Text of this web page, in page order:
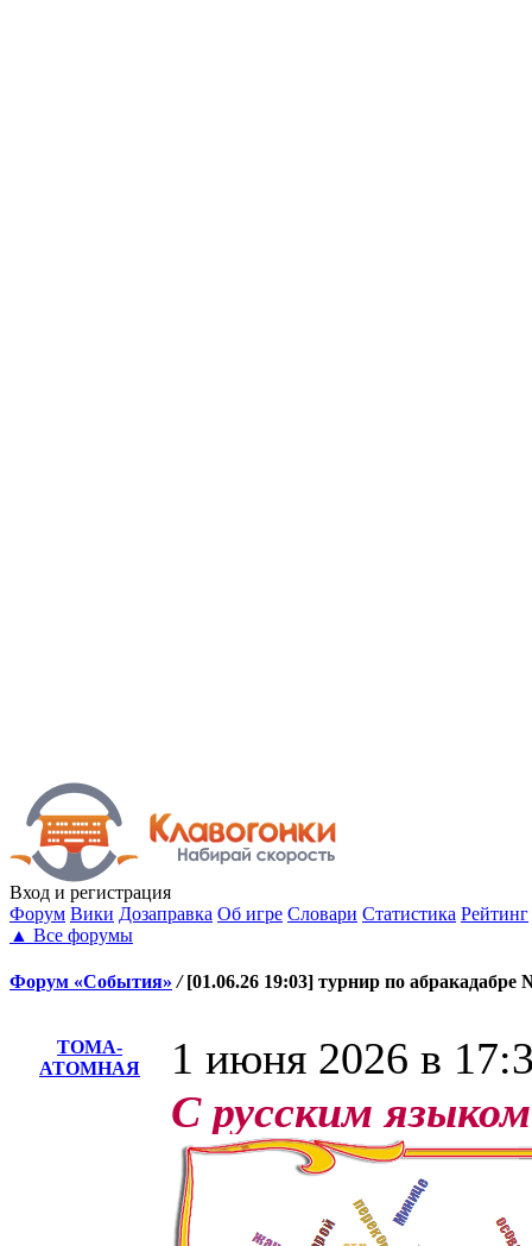
Вход и регистрация
Форум Вики Дозаправка Об игре Словари Статистика Рейтинг
▲ Все форумы
Форум «События» / [01.06.26 19:03] турнир по абракадабре
ТОМА-
АТОМНАЯ
1 июня 2026 в
С русским